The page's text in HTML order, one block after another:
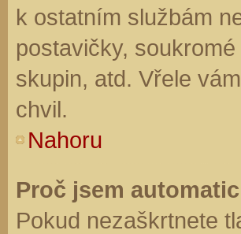
k ostatním službám
postavičky,
skupin, atd. Vřele
chvil.
Nahoru
Proč jsem
Pokud nezaškrtnete